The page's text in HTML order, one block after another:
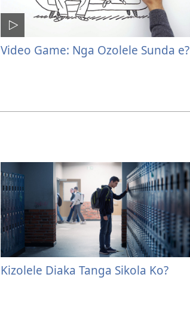
Video Game: Nga Ozolele Sunda e?
Kizolele Diaka Tanga Sikola Ko?